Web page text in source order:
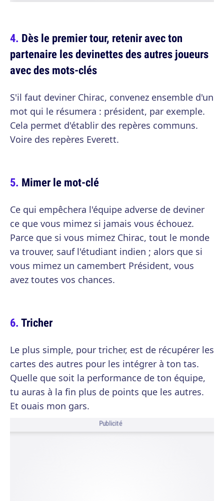
Dès le premier tour, retenir avec ton
partenaire les devinettes des autres joueurs
avec des mots-clés
S'il faut deviner Chirac, convenez ensemble d'un
mot qui le résumera : président, par exemple.
Cela permet d'établir des repères communs.
Voire des repères Everett.
Mimer le mot-clé
Ce qui empêchera l'équipe adverse de deviner
ce que vous mimez si jamais vous échouez.
Parce que si vous mimez Chirac, tout le monde
va trouver, sauf l'étudiant indien ; alors que si
vous mimez un camembert Président, vous
avez toutes vos chances.
Tricher
Le plus simple, pour tricher, est de récupérer les
cartes des autres pour les intégrer à ton tas.
Quelle que soit la performance de ton équipe,
tu auras à la fin plus de points que les autres.
Et ouais mon gars.
Publicité